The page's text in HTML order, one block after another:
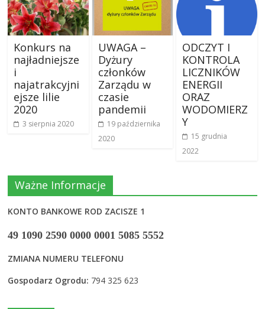
Konkurs na
najładniejsze
i
najatrakcyjni
ejsze lilie
2020
3 sierpnia 2020
UWAGA –
Dyżury
członków
Zarządu w
czasie
pandemii
19 października
2020
ODCZYT I
KONTROLA
LICZNIKÓW
ENERGII
ORAZ
WODOMIERZ
Y
15 grudnia
2022
Ważne Informacje
KONTO BANKOWE ROD ZACISZE 1
49 1090 2590 0000 0001 5085 5552
ZMIANA NUMERU TELEFONU
Gospodarz Ogrodu: 794 325 623